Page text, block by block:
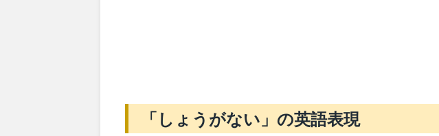
「しょうがない」の英語表現